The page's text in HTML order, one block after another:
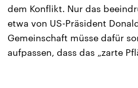
dem Konflikt. Nur das
etwa von US-Präsident
Gemeinschaft müsse dafür
aufpassen, dass das „zarte